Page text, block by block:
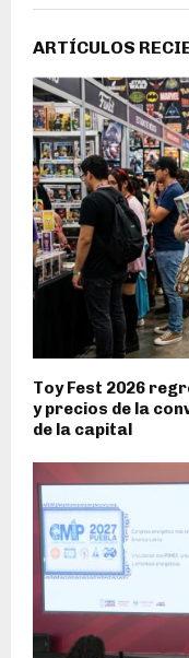
ARTÍCULOS
Toy Fest 2026
y precios de la
de la capital